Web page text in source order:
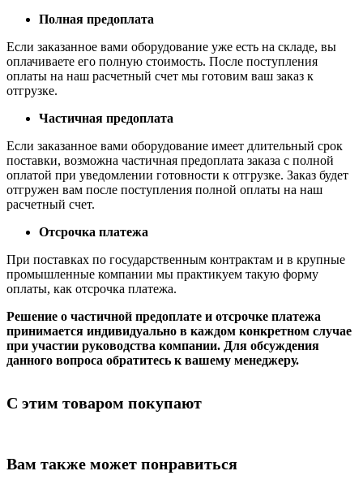
Полная предоплата
Если заказанное вами оборудование уже есть на складе, вы
оплачиваете его полную стоимость. После поступления
оплаты на наш расчетный счет мы готовим ваш заказ к
отгрузке.
Частичная предоплата
Если заказанное вами оборудование имеет длительный срок
поставки, возможна частичная предоплата заказа с полной
оплатой при уведомлении готовности к отгрузке. Заказ будет
отгружен вам после поступления полной оплаты на наш
расчетный счет.
Отсрочка платежа
При поставках по государственным контрактам и в крупные
промышленные компании мы практикуем такую форму
оплаты, как отсрочка платежа.
Решение о частичной предоплате и отсрочке платежа
принимается индивидуально в каждом конкретном случае
при участии руководства компании. Для обсуждения
данного вопроса обратитесь к вашему менеджеру.
С этим товаром покупают
Вам также может понравиться